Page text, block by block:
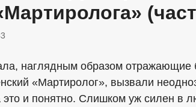
наглядным образом отражающие
«Мартиролог», вызвали
это и понятно. Слишком уж силен в